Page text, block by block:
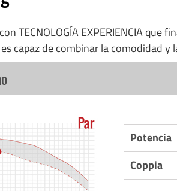
TECNOLOGÍA EXPERIENCIA
capaz de combinar la comodidad
Potencia
Coppia